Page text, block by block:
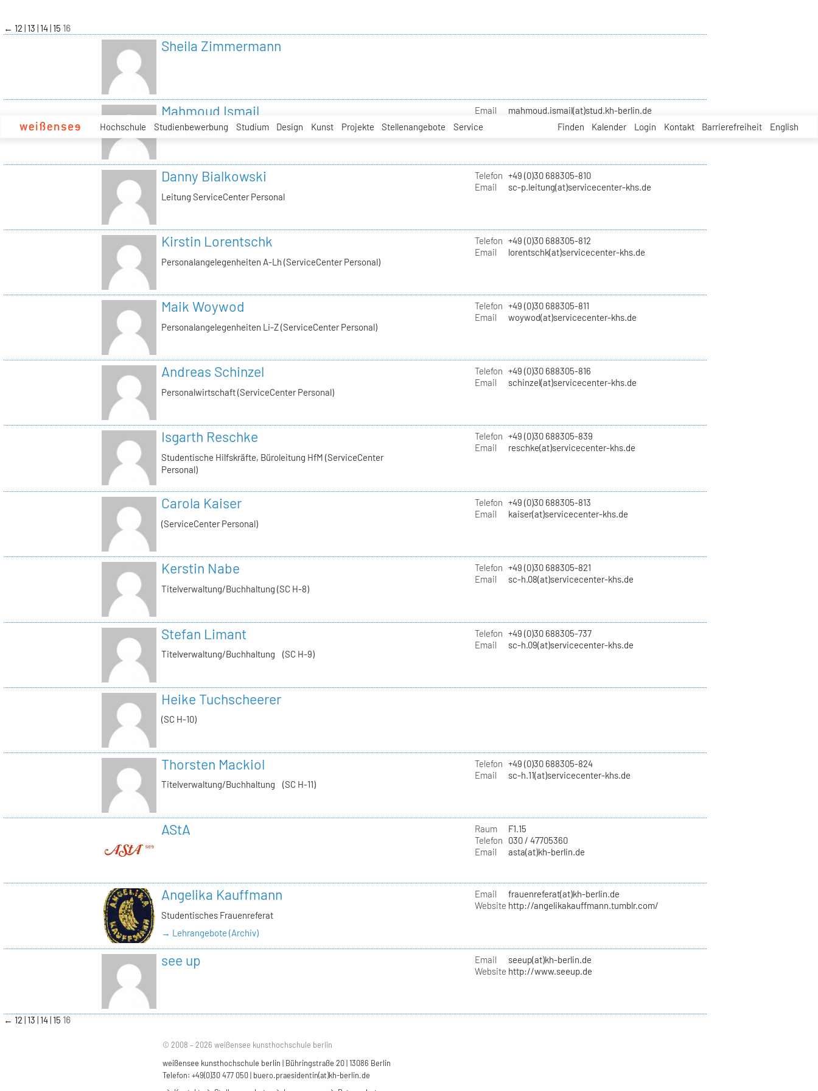
Hochschule Studienbewerbung Studium Design Kunst Projekte Stellenangebote Service Finden Kalender Login Kontakt Barrierefreiheit English
← 12 13 14 15 16
Sheila Zimmermann
Mahmoud Ismail
Tutor Tonstudio
Email mahmoud.ismail(at)stud.kh-berlin.de
Danny Bialkowski
Leitung ServiceCenter Personal
Telefon +49 (0)30 688305-810
Email
sc-p.leitung(at)servicecenter-khs.de
Kirstin Lorentschk
Personalangelegenheiten A-Lh (ServiceCenter Personal)
Telefon +49 (0)30 688305-812
Email
lorentschk(at)servicecenter-khs.de
Maik Woywod
Personalangelegenheiten Li-Z (ServiceCenter Personal)
Telefon +49 (0)30 688305-811
Email
woywod(at)servicecenter-khs.de
Andreas Schinzel
Personalwirtschaft (ServiceCenter Personal)
Telefon +49 (0)30 688305-816
Email
schinzel(at)servicecenter-khs.de
Isgarth Reschke
Studentische Hilfskräfte, Büroleitung HfM (ServiceCenter
Personal)
Telefon +49 (0)30 688305-839
Email
reschke(at)servicecenter-khs.de
Carola Kaiser
(ServiceCenter Personal)
Telefon +49 (0)30 688305-813
Email
kaiser(at)servicecenter-khs.de
Kerstin Nabe
Titelverwaltung/Buchhaltung (SC H-8)
Telefon +49 (0)30 688305-821
Email
sc-h.08(at)servicecenter-khs.de
Stefan Limant
Titelverwaltung/Buchhaltung (SC H-9)
Telefon +49 (0)30 688305-737
Email
sc-h.09(at)servicecenter-khs.de
Heike Tuchscheerer
(SC H-10)
Thorsten Mackiol
Titelverwaltung/Buchhaltung (SC H-11)
Telefon +49 (0)30 688305-824
Email
sc-h.11(at)servicecenter-khs.de
AStA Raum
F1.15
Telefon
030 / 47705360
Email
asta(at)kh-berlin.de
Angelika Kauffmann
Studentisches Frauenreferat
→ Lehrangebote (Archiv)
Email
frauenreferat(at)kh-berlin.de
Website http://angelikakauffmann.tumblr.com/
see up Email
seeup(at)kh-berlin.de
Website http://www.seeup.de
← 12 13 14 15 16
© 2008 – 2026 weißensee kunsthochschule berlin
weißensee kunsthochschule berlin | Bühringstraße 20 | 13086 Berlin
Telefon: +49(0)30 477 050 | buero.praesidentin(at)kh-berlin.de